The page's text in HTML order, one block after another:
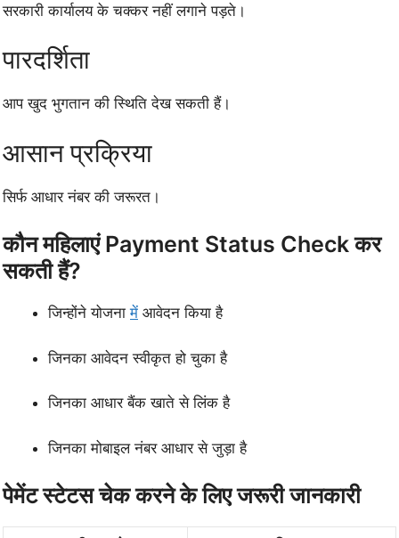
सरकारी कार्यालय के चक्कर नहीं लगाने पड़ते।
पारदर्शिता
आप खुद भुगतान की स्थिति देख सकती हैं।
आसान प्रक्रिया
सिर्फ आधार नंबर की जरूरत।
कौन महिलाएं Payment Status Check कर
सकती हैं?
जिन्होंने योजनामें आवेदन किया है
जिनका आवेदन स्वीकृत हो चुका है
जिनका आधार बैंक खाते से लिंक है
जिनका मोबाइल नंबर आधार से जुड़ा है
पेमेंट स्टेटस चेक करने के लिए जरूरी जानकारी